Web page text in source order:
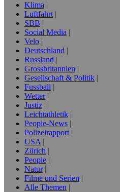
Klima
Luftfahrt
SBB
Social Media
Velo
Deutschland
Russland
Grossbritannien
Gesellschaft & Politik
Fussball
Wetter
Justiz
Leichtathletik
People-News
Polizeirapport
USA
Zürich
People
Natur
Filme und Serien
Alle Themen